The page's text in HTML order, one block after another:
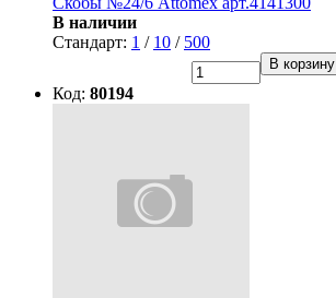
В наличии
Стандарт: 1 / 10 / 500
В корзину
Код: 80194